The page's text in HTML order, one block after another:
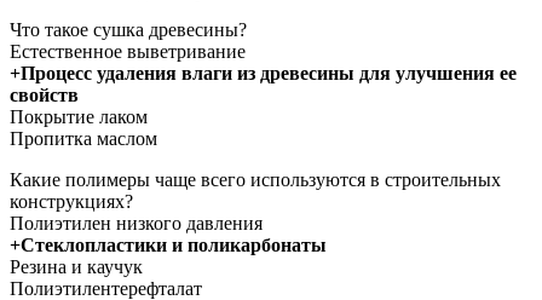
Что такое сушка древесины?
Естественное выветривание
+Процесс удаления влаги из древесины для улучшения ее
свойств
Покрытие лаком
Пропитка маслом
Какие полимеры чаще всего используются в строительных
конструкциях?
Полиэтилен низкого давления
+Стеклопластики и поликарбонаты
Резина и каучук
Полиэтилентерефталат